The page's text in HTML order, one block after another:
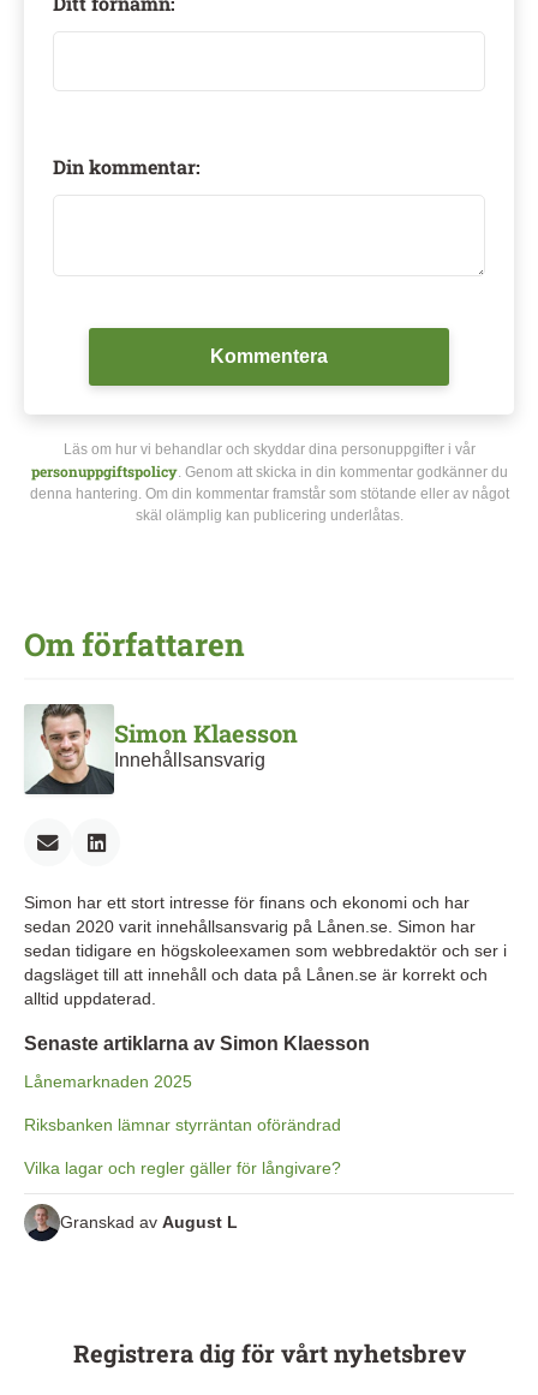
Din kommentar:
Kommentera
Läs om hur vi behandlar och skyddar dina personuppgifter i vår
personuppgiftspolicy. Genom att skicka in din kommentar godkänner du
denna hantering. Om din kommentar framstår som stötande eller av något
skäl olämplig kan publicering underlåtas.
Om författaren
Simon Klaesson
Innehållsansvarig
Simon har ett stort intresse för finans och ekonomi och har
sedan 2020 varit innehållsansvarig på Lånen.se. Simon har
sedan tidigare en högskoleexamen som webbredaktör och ser i
dagsläget till att innehåll och data på Lånen.se är korrekt och
alltid uppdaterad.
Senaste artiklarna av Simon Klaesson
Lånemarknaden 2025
Riksbanken lämnar styrräntan oförändrad
Vilka lagar och regler gäller för långivare?
Granskad av August L
Registrera dig för vårt nyhetsbrev